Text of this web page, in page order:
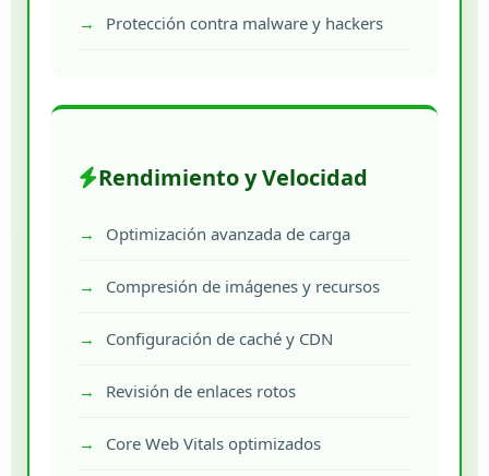
Protección contra malware y hackers
Rendimiento y Velocidad
Optimización avanzada de carga
Compresión de imágenes y recursos
Configuración de caché y CDN
Revisión de enlaces rotos
Core Web Vitals optimizados